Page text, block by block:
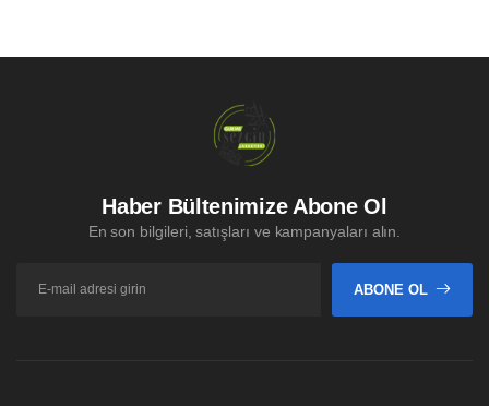
Haber Bültenimize Abone Ol
En son bilgileri, satışları ve kampanyaları alın.
ABONE OL